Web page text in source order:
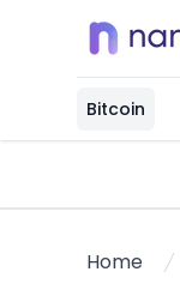
Bitcoin
Home